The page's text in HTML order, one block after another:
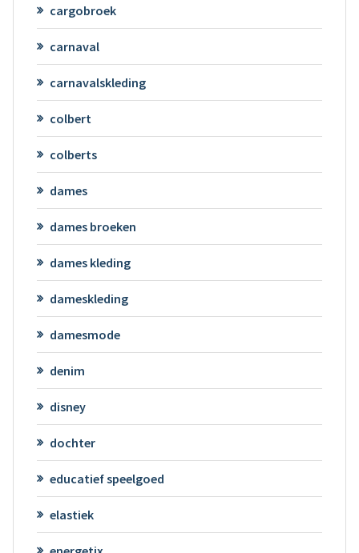
cargobroek
carnaval
carnavalskleding
colbert
colberts
dames
dames broeken
dames kleding
dameskleding
damesmode
denim
disney
dochter
educatief speelgoed
elastiek